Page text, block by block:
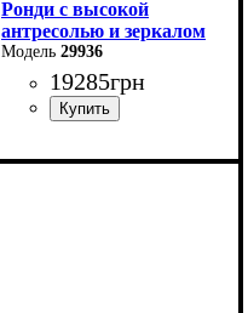
Ронди с высокой
антресолью и зеркалом
4 ДСП 29936
19285грн
Ширина: 160 см